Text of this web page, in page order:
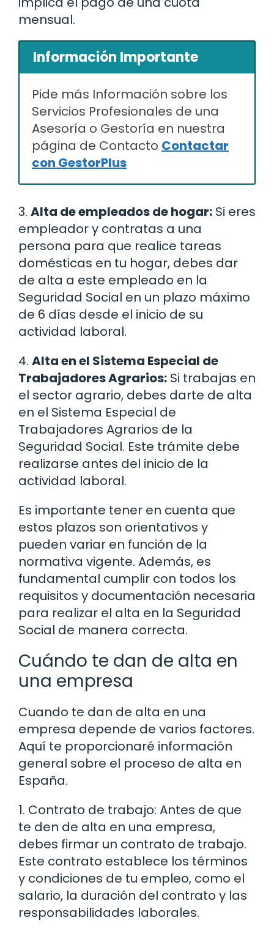
mensual.
Información Importante
Pide más Información sobre los
Servicios Profesionales de una
Asesoría o Gestoría en nuestra
página de Contacto Contactar
con GestorPlus
3. Alta de empleados de hogar: Si eres
empleador y contratas a una
persona para que realice tareas
domésticas en tu hogar, debes dar
de alta a este empleado en la
Seguridad Social en un plazo máximo
de 6 días desde el inicio de su
actividad laboral.
4. Alta en el Sistema Especial de
Trabajadores Agrarios: Si trabajas en
el sector agrario, debes darte de alta
en el Sistema Especial de
Trabajadores Agrarios de la
Seguridad Social. Este trámite debe
realizarse antes del inicio de la
actividad laboral.
Es importante tener en cuenta que
estos plazos son orientativos y
pueden variar en función de la
normativa vigente. Además, es
fundamental cumplir con todos los
requisitos y documentación necesaria
para realizar el alta en la Seguridad
Social de manera correcta.
Cuándo te dan de alta en
una empresa
Cuando te dan de alta en una
empresa depende de varios factores.
Aquí te proporcionaré información
general sobre el proceso de alta en
España.
1. Contrato de trabajo: Antes de que
te den de alta en una empresa,
debes firmar un contrato de trabajo.
Este contrato establece los términos
y condiciones de tu empleo, como el
salario, la duración del contrato y las
responsabilidades laborales.